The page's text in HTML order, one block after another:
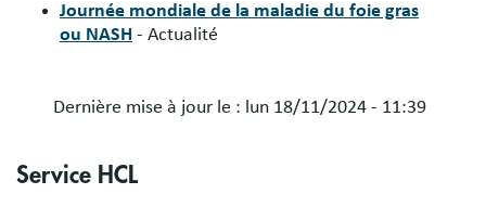
Journée mondiale de la maladie du foie gras
ou NASH - Actualité
Dernière mise à jour le : lun 18/11/2024 - 11:39
Service HCL